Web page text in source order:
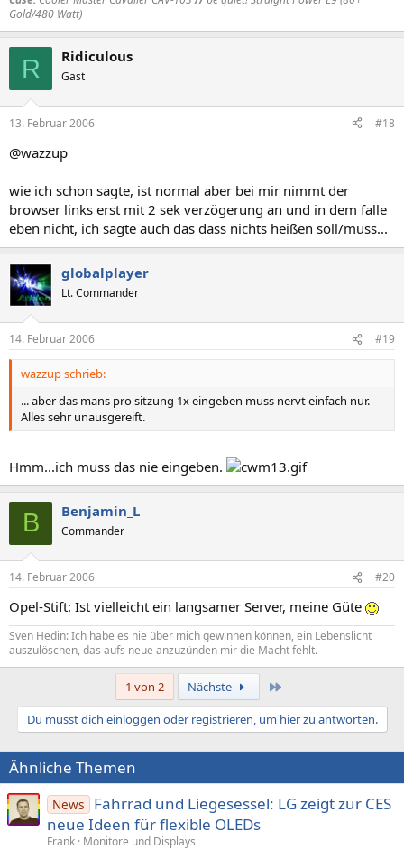
Gold/480 Watt)
R Ridiculous
Gast
13. Februar 2006 #18
@wazzup
wie ich schon sagte, ist normal aber bei mir nimmt der
browser links erst mit 2 sek verzögerung an und in dem falle
eben nicht, ich sagte auch das dass nichts heißen soll/muss...
globalplayer
Lt. Commander
14. Februar 2006 #19
wazzup schrieb:
... aber das mans pro sitzung 1x eingeben muss nervt einfach nur.
Alles sehr unausgereift.
Hmm...ich muss das nie eingeben.
B Benjamin_L
Commander
14. Februar 2006 #20
Opel-Stift: Ist vielleicht ein langsamer Server, meine Güte
Sven Hedin: Ich habe es nie über mich gewinnen können, ein Lebenslicht
auszulöschen, das aufs neue anzuzünden mir die Macht fehlt.
1 von 2 Nächste
Du musst dich einloggen oder registrieren, um hier zu antworten.
Ähnliche Themen
News
Fahrrad und Liegesessel: LG zeigt zur CES
neue Ideen für flexible OLEDs
Frank Monitore und Displays